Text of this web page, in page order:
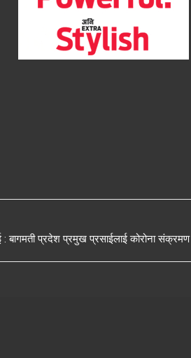
: बागमती प्रदेश प्रमुख प्रसाईलाई कोरोना संक्रमण